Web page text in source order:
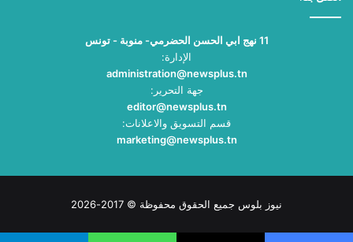
11 نهج ابي الحسن الحضرمي- منوبة - تونس
الإدارة:
administration@newsplus.tn
جهة التحرير:
editor@newsplus.tn
قسم التسويق والاعلانات:
marketing@newsplus.tn
نيوز بلوس جميع الحقوق محفوظة © 2017-2026